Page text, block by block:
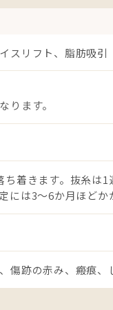
スリフト、脂肪吸引
ります。
ち着きます。抜糸は
には3〜6か月ほどか
傷跡の赤み、瘢痕、